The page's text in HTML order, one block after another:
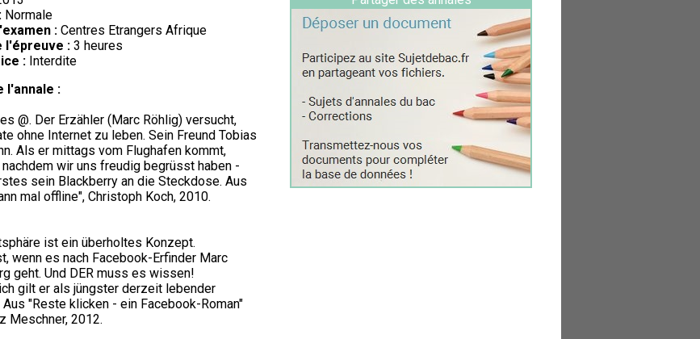
Normale
: Centres Etrangers Afrique
l'épreuve : 3 heures
: Interdite
l'annale :
@. Der Erzähler (Marc Röhlig) versucht,
ohne Internet zu leben. Sein Freund Tobias
Als er mittags vom Flughafen kommt,
wir uns freudig begrüsst haben -
sein Blackberry an die Steckdose. Aus
mal offline", Christoph Koch, 2010.
ist ein überholtes Konzept.
wenn es nach Facebook-Erfinder Marc
geht. Und DER muss es wissen!
gilt er als jüngster derzeit lebender
Aus "Reste klicken - ein Facebook-Roman"
Meschner, 2012.